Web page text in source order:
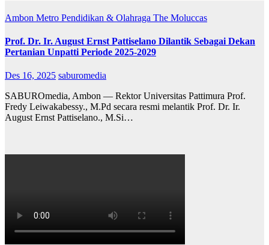
Ambon Metro Pendidikan & Olahraga The Moluccas
Prof. Dr. Ir. August Ernst Pattiselano Dilantik Sebagai Dekan
Pertanian Unpatti Periode 2025-2029
Des 16, 2025 saburomedia
SABUROmedia, Ambon — Rektor Universitas Pattimura Prof.
Fredy Leiwakabessy., M.Pd secara resmi melantik Prof. Dr. Ir.
August Ernst Pattiselano., M.Si…